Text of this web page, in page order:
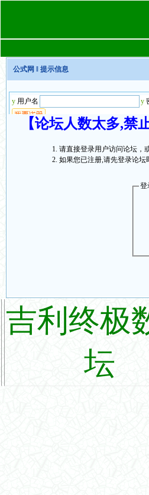
公式网 ‖ 提示信息
【论坛人数太多,
请直接登录用户访问论坛，
如果您已注册,请先登录论坛
登
吉利终极
坛